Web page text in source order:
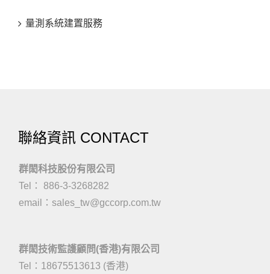
量測系統建置服務
聯絡資訊 CONTACT
群閎科技股份有限公司
Tel： 886-3-3268282
email： sales_tw@gccorp.com.tw
群閎技術監護顧問(香港)有限公司
Tel：18675513613 (香港)